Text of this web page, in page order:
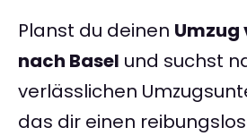
Planst du deinen Umzug
nach Basel und suchst
verlässlichen
das dir einen